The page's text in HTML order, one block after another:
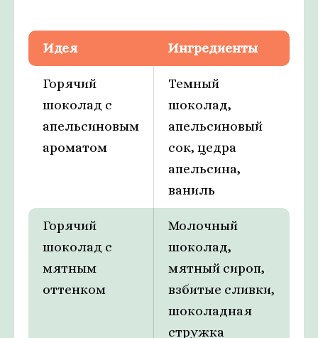
Идея Ингредиенты
Горячий
шоколад с
апельсиновым
ароматом
Темный
шоколад,
апельсиновый
сок, цедра
апельсина,
ваниль
Горячий
шоколад с
мятным
оттенком
Молочный
шоколад,
мятный сироп,
взбитые сливки,
шоколадная
стружка